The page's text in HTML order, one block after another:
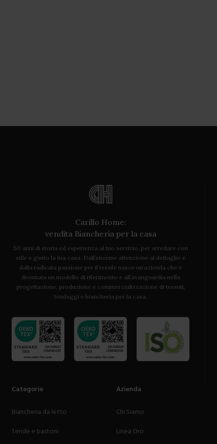
Carillo Home:
vendita Biancheria per la casa
50 anni di storia ed esperienza al tuo servizio, per arredare con
stile e gusto la tua casa. Dall’enorme attenzione al dettaglio e
dalla radicata passione per il tessile nasce un’azienda che è
diventata un modello di riferimento e all’avanguardia nella
progettazione, produzione e commercializzazione di tessuti,
tendaggi e biancheria per la casa.
Categorie
Biancheria da letto
Tende e bastoni
Azienda
Chi Siamo
Linea Oro